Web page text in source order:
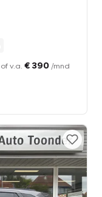
of v.a. € 390 /mnd